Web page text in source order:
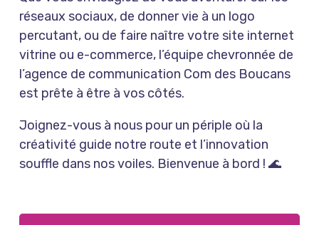
réseaux sociaux, de donner vie à un logo
percutant, ou de faire naître votre site internet
vitrine ou e-commerce, l’équipe chevronnée de
l’agence de communication Com des Boucans
est prête à être à vos côtés.
Joignez-vous à nous pour un périple où la
créativité guide notre route et l’innovation
souffle dans nos voiles. Bienvenue à bord ! 🌊